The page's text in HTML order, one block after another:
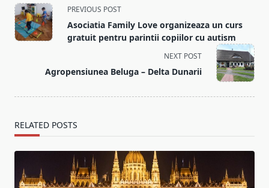
<span
class="nav-
subtitle
text">Page</span>
PREVIOUS POST
Asociatia Family Love organizeaza un curs
gratuit pentru parintii copiilor cu autism
NEXT POST
Agropensiunea Beluga – Delta Dunarii
RELATED POSTS